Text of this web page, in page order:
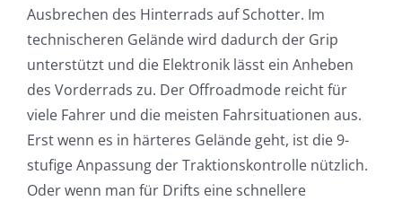
Ausbrechen des Hinterrads auf Schotter. Im
technischeren Gelände wird dadurch der Grip
unterstützt und die Elektronik lässt ein Anheben
des Vorderrads zu. Der Offroadmode reicht für
viele Fahrer und die meisten Fahrsituationen aus.
Erst wenn es in härteres Gelände geht, ist die 9-
stufige Anpassung der Traktionskontrolle nützlich.
Oder wenn man für Drifts eine schnellere